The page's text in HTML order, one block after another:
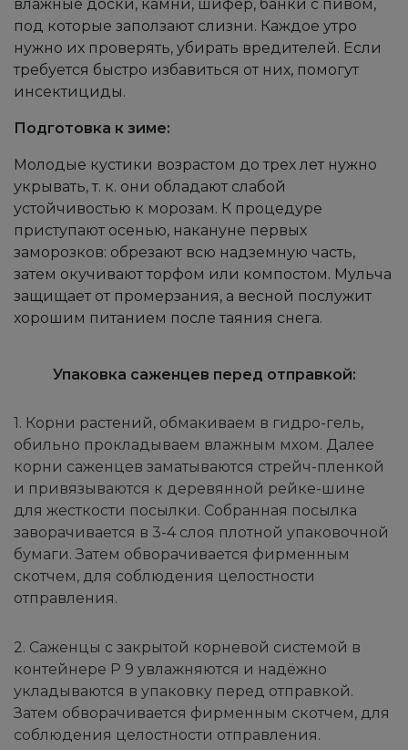
влажные доски, камни, шифер, банки с пивом,
под которые заползают слизни. Каждое утро
нужно их проверять, убирать вредителей. Если
требуется быстро избавиться от них, помогут
инсектициды.
Подготовка к зиме:
Молодые кустики возрастом до трех лет нужно
укрывать, т. к. они обладают слабой
устойчивостью к морозам. К процедуре
приступают осенью, накануне первых
заморозков: обрезают всю надземную часть,
затем окучивают торфом или компостом. Мульча
защищает от промерзания, а весной послужит
хорошим питанием после таяния снега.
Упаковка саженцев перед отправкой:
1. Корни растений, обмакиваем в гидро-гель,
обильно прокладываем влажным мхом. Далее
корни саженцев заматываются стрейч-пленкой
и привязываются к деревянной рейке-шине
для жесткости посылки. Собранная посылка
заворачивается в 3-4 слоя плотной упаковочной
бумаги. Затем обворачивается фирменным
скотчем, для соблюдения целостности
отправления.
2. Саженцы с закрытой корневой системой в
контейнере Р 9 увлажняются и надёжно
укладываются в упаковку перед отправкой.
Затем обворачивается фирменным скотчем, для
соблюдения целостности отправления.